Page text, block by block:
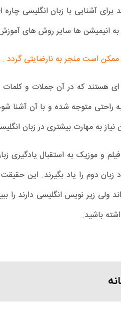
انیمیشن ها سایر روش های آموزش
است منجر به نارضایتی
ای هستند که در آن جملات و
متوجه شده و با آن آشنا
به مهارت بیشتری در زبان
و موزیک به استقبال یادگیری
دوم را یاد بگیرند. این حقیقت
ولی زیر نویس انگلیسی دارند
باشید.